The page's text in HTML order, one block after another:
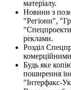
матеріалу.
Новини з
"Регіони",
реклами.
Розділ
Будь яке
поширення
"Інтерфакс-